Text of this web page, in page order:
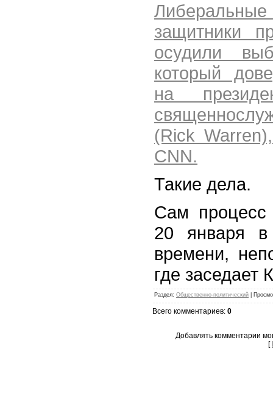
защитники
осудили
который
на
(Rick
CNN.
Такие дела.
Сам процесс
20 января
времени,
где
Раздел: Общественно-политический |
Всего комментариев: 0
Добавлять комментарии
[